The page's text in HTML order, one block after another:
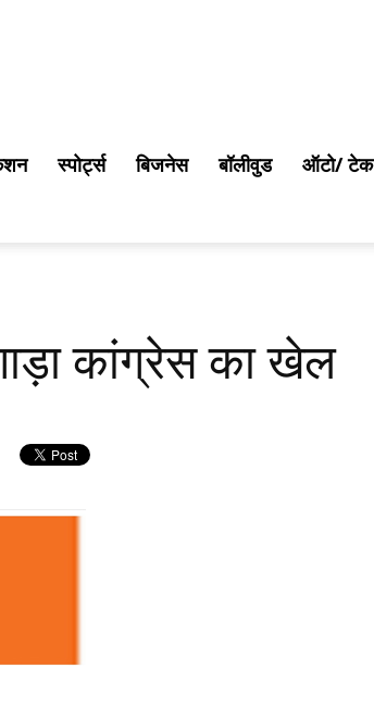
स्पोर्ट्स बिजनेस बॉलीवुड ऑटो/ टेक
कांग्रेस का खेल